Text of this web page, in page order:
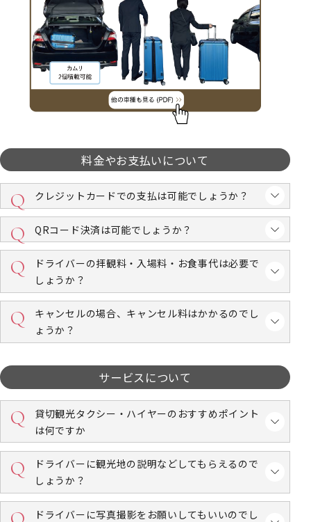
料金やお支払いについて
クレジットカードでの支払は可能でしょうか？
QRコード決済は可能でしょうか？
ドライバーの拝観料・入場料・お食事代は必要で
しょうか？
キャンセルの場合、キャンセル料はかかるのでし
ょうか？
サービスについて
貸切観光タクシー・ハイヤーのおすすめポイント
は何ですか
ドライバーに観光地の説明などしてもらえるので
しょうか？
ドライバーに写真撮影をお願いしてもいいのでし